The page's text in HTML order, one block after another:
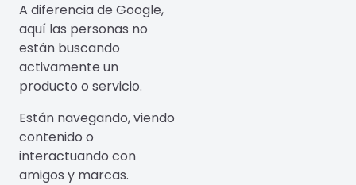
A diferencia de Google,
aquí las personas no
están buscando
activamente un
producto o servicio.
Están navegando, viendo
contenido o
interactuando con
amigos y marcas.